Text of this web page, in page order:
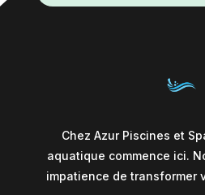
Chez Azur Piscines et
aquatique commence ici.
impatience de transformer